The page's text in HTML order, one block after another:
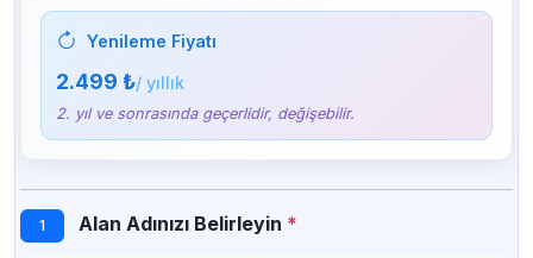
Yenileme Fiyatı
2.499 ₺/ yıllık
2. yıl ve sonrasında geçerlidir, değişebilir.
1 Alan Adınızı Belirleyin *